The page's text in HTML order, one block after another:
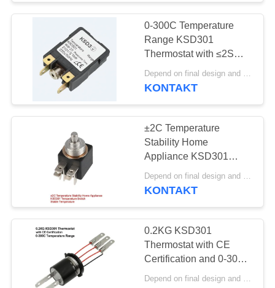
Wasserdichter
Netzschalter
Schiebeschalter
7
0-300C Temperature
Range KSD301
Thermostat with ≤2S
Response Time and
220V/50Hz Voltage
KONTAKT
±2C Temperature
Stability Home
Appliance KSD301
Temperature Switch
Stable Temperature
Depend on final design and demand quantity MOQ:1000
KONTAKT
0.2KG KSD301
Thermostat with CE
Certification and 0-300C
Temperature Range
Depend on final design and demand quantity MOQ:1000